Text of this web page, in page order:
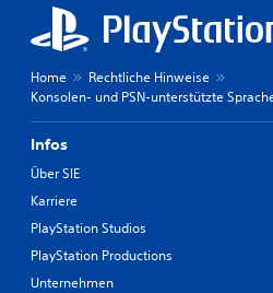
Home
Rechtliche Hinweise
Konsolen- und PSN-unterstützte
Infos
Über SIE
Karriere
PlayStation Studios
PlayStation Productions
Unternehmen